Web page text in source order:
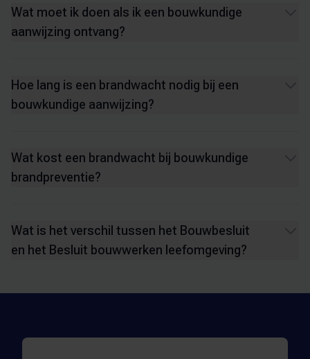
Wat moet ik doen als ik een bouwkundige
aanwijzing ontvang?
Hoe lang is een brandwacht nodig bij een
bouwkundige aanwijzing?
Wat kost een brandwacht bij bouwkundige
brandpreventie?
Wat is het verschil tussen het Bouwbesluit
en het Besluit bouwwerken leefomgeving?